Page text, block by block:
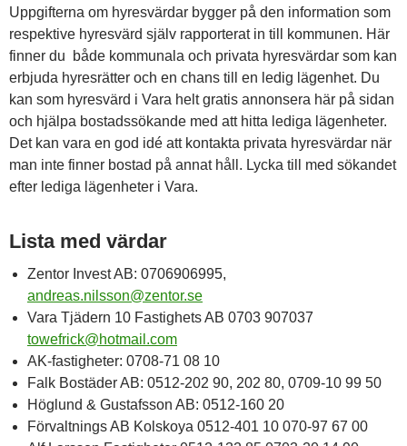
Uppgifterna om hyresvärdar bygger på den information som
respektive hyresvärd själv rapporterat in till kommunen. Här
finner du både kommunala och privata hyresvärdar som kan
erbjuda hyresrätter och en chans till en ledig lägenhet. Du
kan som hyresvärd i Vara helt gratis annonsera här på sidan
och hjälpa bostadssökande med att hitta lediga lägenheter.
Det kan vara en god idé att kontakta privata hyresvärdar när
man inte finner bostad på annat håll. Lycka till med sökandet
efter lediga lägenheter i Vara.
Lista med värdar
Zentor Invest AB: 0706906995,
andreas.nilsson@zentor.se
Vara Tjädern 10 Fastighets AB 0703 907037
towefrick@hotmail.com
AK-fastigheter: 0708-71 08 10
Falk Bostäder AB: 0512-202 90, 202 80, 0709-10 99 50
Höglund & Gustafsson AB: 0512-160 20
Förvaltnings AB Kolskoya 0512-401 10 070-97 67 00